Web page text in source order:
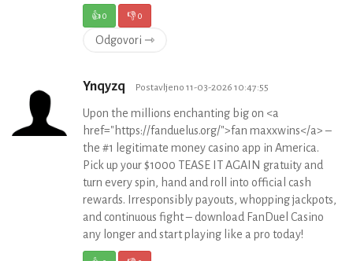
👍0 👎0
Odgovori ⇾
Ynqyzq Postavljeno 11-03-2026 10:47:55
Upon the millions enchanting big on <a
href="https://fanduelus.org/">fan maxxwins</a> –
the #1 legitimate money casino app in America.
Pick up your $1000 TEASE IT AGAIN gratuity and
turn every spin, hand and roll into official cash
rewards. Irresponsibly payouts, whopping jackpots,
and continuous fight – download FanDuel Casino
any longer and start playing like a pro today!